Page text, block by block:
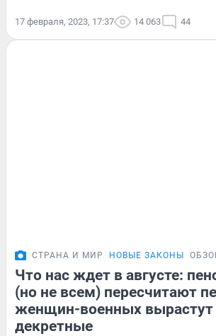
17 февраля, 2023, 17:37 14 063 44
СТРАНА И МИР НОВЫЕ ЗАКОНЫ
Что нас ждет в августе:
(но не всем) пересчитают
женщин-военных вырастут
декретные